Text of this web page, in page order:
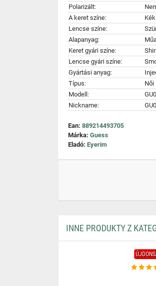
Polarizált:
A keret színe:
Kék
Lencse színe:
Alapanyag:
Keret gyári színe:
Lencse gyári színe:
Gyártási anyag:
Típus:
Női
Modell:
Nickname:
Ean: 889214493705
Márka: Guess
Eladó: Eyerim
INNE PRODUKTY Z